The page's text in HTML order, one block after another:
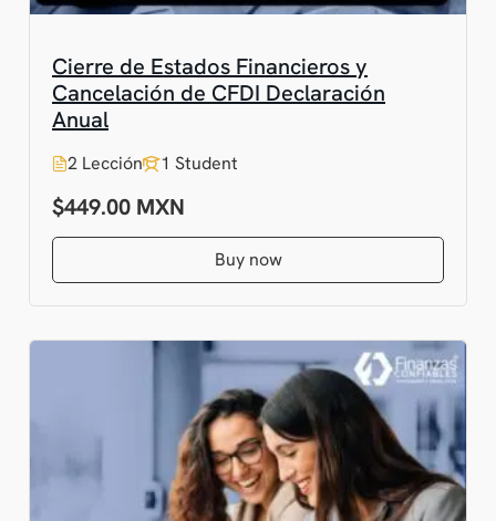
Cierre de Estados Financieros y
Cancelación de CFDI Declaración
Anual
2 Lección 1 Student
$449.00
Buy now